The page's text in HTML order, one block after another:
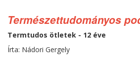
Természettudományos
Termtudos ötletek - 12 éve
Írta: Nádori Gergely